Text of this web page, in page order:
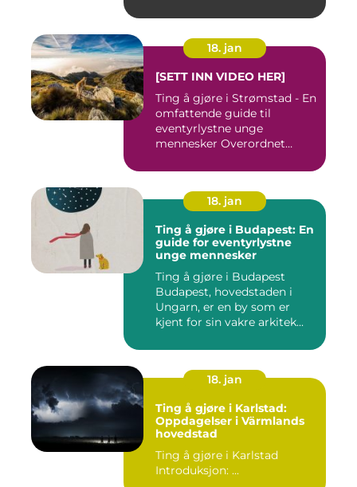
18. jan
[SETT INN VIDEO HER]
Ting å gjøre i Strømstad - En
omfattende guide til
eventyrlystne unge
mennesker Overordnet
18. jan
Ting å gjøre i Budapest: En
guide for eventyrlystne
unge mennesker
Ting å gjøre i Budapest
Budapest, hovedstaden i
Ungarn, er en by som er
kjent for sin vakre arkitek...
18. jan
Ting å gjøre i Karlstad:
Oppdagelser i Värmlands
hovedstad
Ting å gjøre i Karlstad
Introduksjon: ...